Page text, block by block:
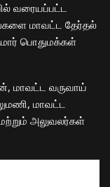
வரையப்பட்ட
மாவட்ட தேர்தல்
பொதுமக்கள்
மாவட்ட வருவாய்
மாவட்ட
அலுவலர்கள்